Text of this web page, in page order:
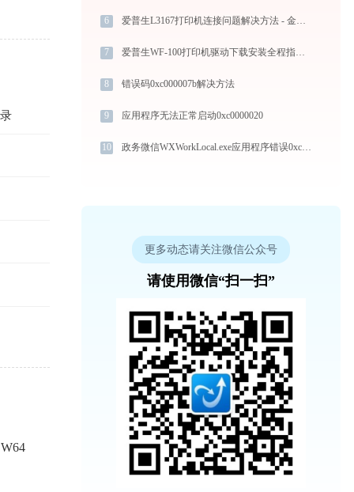
6 爱普生L3167打印机连接问题解决方法 - 金山毒霸
7 爱普生WF-100打印机驱动下载安装全程指导，轻松解决打印问题
8 错误码0xc000007b解决方法
9 应用程序无法正常启动0xc0000020
10 政务微信WXWorkLocal.exe应用程序错误0xc000007b解决方法
更多动态请关注微信公众号
请使用微信“扫一扫”